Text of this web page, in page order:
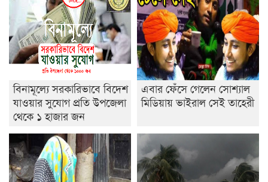
রাজশাহীতে ট্রাকচাপায় ভ্যানচালক নিহত
শেষ সময়ে ভোট কারচুরি অভিযোগ আবিদের
বিনামূল্যে সরকারিভাবে বিদেশ
যাওয়ার সুযোগ প্রতি উপজেলা
থেকে ১ হাজার জন
এবার ফেঁসে গেলেন সোশ্যাল
মিডিয়ায় ভাইরাল সেই তাহেরী